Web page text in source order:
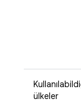
ülkeler